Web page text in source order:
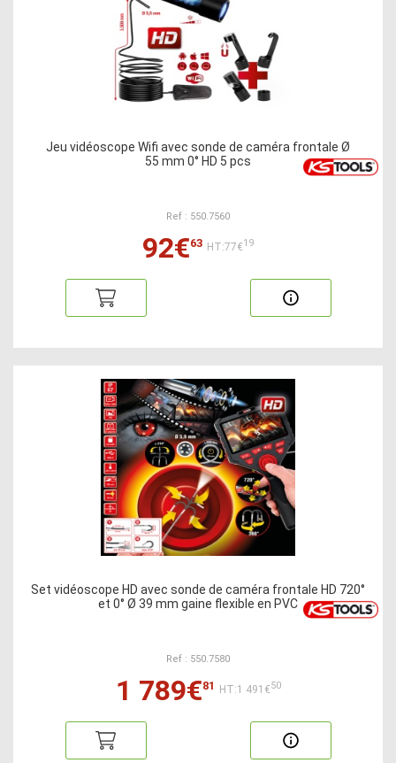
Jeu vidéoscope Wifi avec sonde de caméra frontale Ø
55 mm 0° HD 5 pcs
Ref : 550.7560
92€63 HT:77€19
Set vidéoscope HD avec sonde de caméra frontale HD 720°
et 0° Ø 39 mm gaine flexible en PVC
Ref : 550.7580
1 789€81 HT:1 491€50